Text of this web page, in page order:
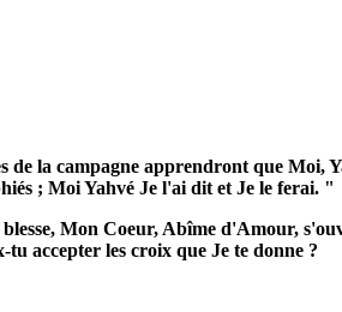
de la campagne apprendront que Moi,
; Moi Yahvé Je l'ai dit et Je le ferai. "
Mon Coeur, Abîme d'Amour,
accepter les croix que Je te donne ?